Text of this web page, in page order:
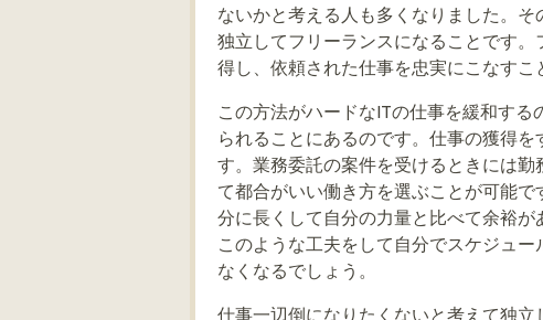
ないかと考える人も多くなりました。そ
独立してフリーランスになることです
得し、依頼された仕事を忠実にこなすこ
この方法がハードなITの仕事を緩和す
られることにあるのです。仕事の獲得
す。業務委託の案件を受けるときには
て都合がいい働き方を選ぶことが可能
分に長くして自分の力量と比べて余裕が
このような工夫をして自分でスケジュ
なくなるでしょう。
仕事一辺倒になりたくないと考えて独